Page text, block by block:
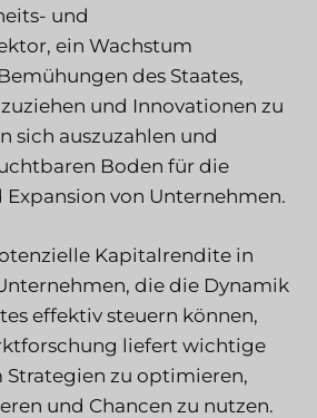
und
ein Wachstum
des Staates,
und Innovationen zu
sich auszuzahlen und
Boden für die
von Unternehmen.
Kapitalrendite in
die die Dynamik
effektiv steuern können,
liefert wichtige
Strategien zu optimieren,
und Chancen zu nutzen.